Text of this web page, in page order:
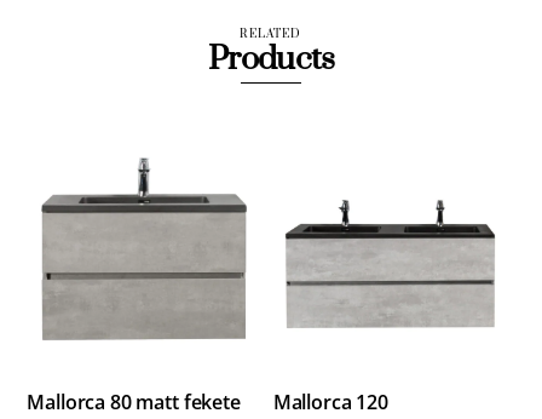
RELATED
Products
Mallorca 80 matt fekete
Mallorca 120